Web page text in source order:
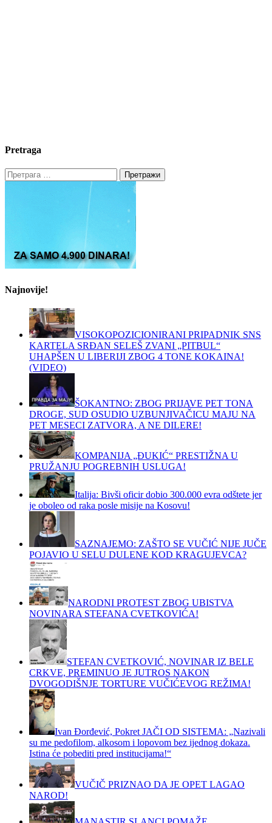
Pretraga
Претрага
за:
Najnovije!
VISOKOPOZICIONIRANI PRIPADNIK SNS
KARTELA SRĐAN SELEŠ ZVANI „PITBUL“
UHAPŠEN U LIBERIJI ZBOG 4 TONE KOKAINA!
(VIDEO)
ŠOKANTNO: ZBOG PRIJAVE PET TONA
DROGE, SUD OSUDIO UZBUNJIVAČICU MAJU NA
PET MESECI ZATVORA, A NE DILERE!
KOMPANIJA „ĐUKIĆ“ PRESTIŽNA U
PRUŽANJU POGREBNIH USLUGA!
Italija: Bivši oficir dobio 300.000 evra odštete jer
je oboleo od raka posle misije na Kosovu!
SAZNAJEMO: ZAŠTO SE VUČIĆ NIJE JUČE
POJAVIO U SELU DULENE KOD KRAGUJEVCA?
NARODNI PROTEST ZBOG UBISTVA
NOVINARA STEFANA CVETKOVIĆA!
STEFAN CVETKOVIĆ, NOVINAR IZ BELE
CRKVE, PREMINUO JE JUTROS NAKON
DVOGODIŠNJE TORTURE VUČIĆEVOG REŽIMA!
Ivan Đorđević, Pokret JAČI OD SISTEMA: „Nazivali
su me pedofilom, alkosom i lopovom bez ijednog dokaza.
Istina će pobediti pred institucijama!“
VUČIČ PRIZNAO DA JE OPET LAGAO
NAROD!